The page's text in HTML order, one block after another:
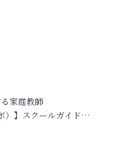
家庭教師
）】スクールガイド…